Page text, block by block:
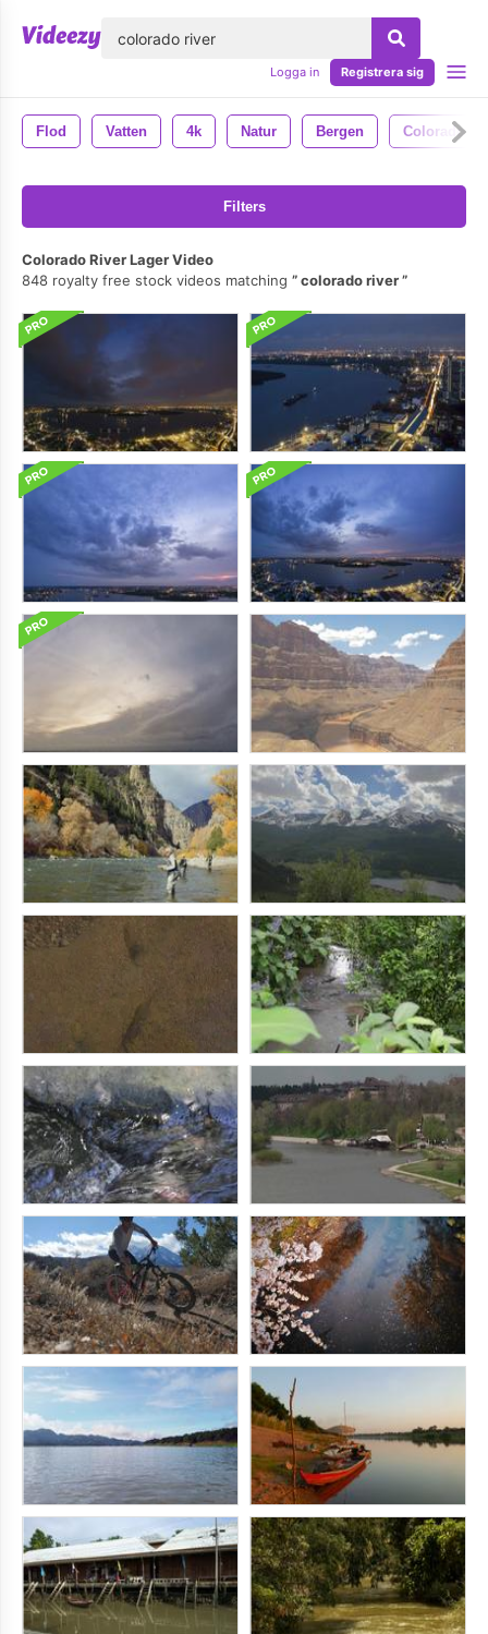
Logga in Registrera sig
Flod Vatten 4k Natur Bergen Colorado
Filters
Colorado River Lager Video
848 royalty free stock videos matching
colorado river